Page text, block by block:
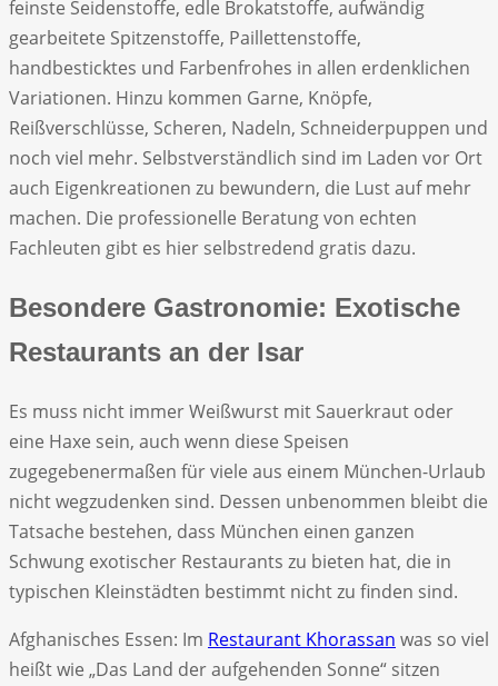
feinste Seidenstoffe, edle Brokatstoffe, aufwändig
gearbeitete Spitzenstoffe, Paillettenstoffe,
handbesticktes und Farbenfrohes in allen erdenklichen
Variationen. Hinzu kommen Garne, Knöpfe,
Reißverschlüsse, Scheren, Nadeln, Schneiderpuppen und
noch viel mehr. Selbstverständlich sind im Laden vor Ort
auch Eigenkreationen zu bewundern, die Lust auf mehr
machen. Die professionelle Beratung von echten
Fachleuten gibt es hier selbstredend gratis dazu.
Besondere Gastronomie: Exotische
Restaurants an der Isar
Es muss nicht immer Weißwurst mit Sauerkraut oder
eine Haxe sein, auch wenn diese Speisen
zugegebenermaßen für viele aus einem München-Urlaub
nicht wegzudenken sind. Dessen unbenommen bleibt die
Tatsache bestehen, dass München einen ganzen
Schwung exotischer Restaurants zu bieten hat, die in
typischen Kleinstädten bestimmt nicht zu finden sind.
Afghanisches Essen: Im Restaurant Khorassan was so viel
heißt wie „Das Land der aufgehenden Sonne“ sitzen